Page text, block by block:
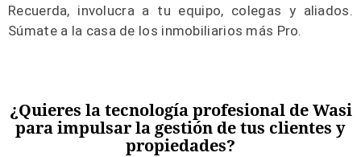
Recuerda, involucra a tu equipo, colegas y aliados.
Súmate a la casa de los inmobiliarios más Pro.
¿Quieres la tecnología profesional de Wasi
para impulsar la gestión de tus clientes y
propiedades?